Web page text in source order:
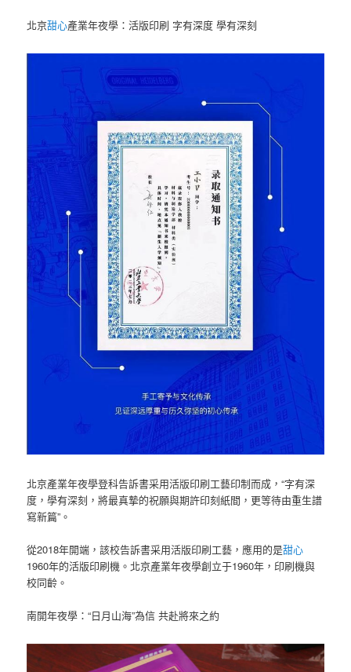
北京甜心產業年夜學：活版印刷 字有深度 學有深刻
北京產業年夜學登科告訴書采用活版印刷工藝印制而成，“字有深
度，學有深刻，將最真摯的祝願與期許印刻紙間，更等待由重生譜
寫新篇”。
從2018年開端，該校告訴書采用活版印刷工藝，應用的是甜心
1960年的活版印刷機。北京產業年夜學創立于1960年，印刷機與
校同齡。
南開年夜學：“日月山海”為信 共赴將來之約